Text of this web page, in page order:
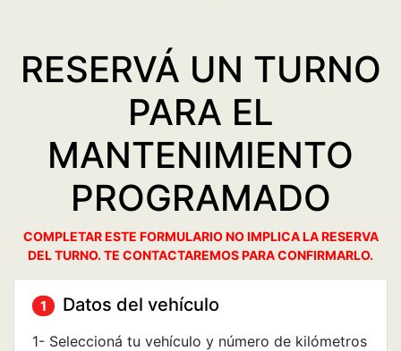
RESERVÁ UN TURNO
PARA EL
MANTENIMIENTO
PROGRAMADO
COMPLETAR ESTE FORMULARIO NO IMPLICA LA RESERVA
DEL TURNO. TE CONTACTAREMOS PARA CONFIRMARLO.
1 Datos del vehículo
1- Seleccioná tu vehículo y número de kilómetros